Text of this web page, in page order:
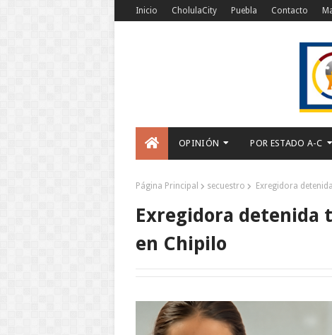
Inicio CholulaCity Puebla Contacto
OPINIÓN POR ESTADO A-C
Página Principal secuestro Exregidora
Exregidora detenida
en Chipilo